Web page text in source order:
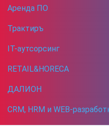
Аренда ПО
Трактиръ
IT-аутсорсинг
RETAIL&HORECA
ДАЛИОН
CRM, HRM и WEB-